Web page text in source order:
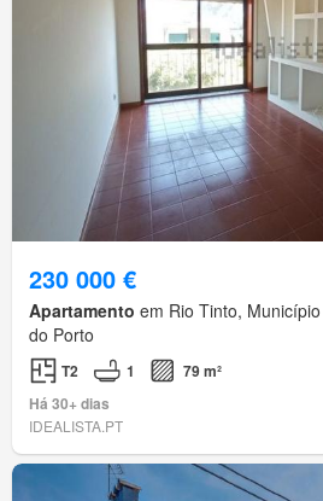
230 000 €
Apartamento em Rio Tinto,
do Porto
T2 1
79 m²
Há 30+ dias
IDEALISTA.PT